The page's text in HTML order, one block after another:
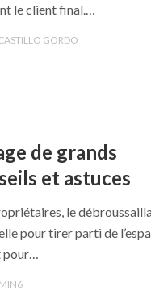
le client final.…
GORDO
de grands
et astuces
le
pour tirer parti de
pour…